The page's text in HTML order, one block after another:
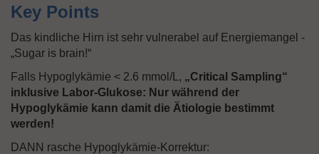
Key Points
Das kindliche Hirn ist sehr vulnerabel auf Energiemangel -
„Sugar is brain!“
Falls Hypoglykämie < 2.6 mmol/L, „Critical Sampling“
inklusive Labor-Glukose: Nur während der
Hypoglykämie kann damit die Ätiologie bestimmt
werden!
DANN rasche Hypoglykämie-Korrektur: